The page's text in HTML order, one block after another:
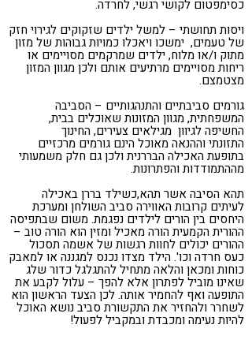
כסימפטום לקושי רגשי, לחרדה.
ויסות תחושתי – למשל ילדים שזקוקים לגירוי חזק
של טעמים, ימשכו ויאכלו כמויות גבוהות של מזון
מתוק ו/או מלוח, ילדים שמרקמים מסויימים או
ריחות מסויימים מרתיעים אותם ולכן מגוון המזון
מצטמצם.
גורמים סביבתיים והתנהגותיים – הסביבה
המשפחתית, מגוון המזונות שאוכלים בבית,
החשיפה לגיוון מגילאים צעירים, החינוך
התזונתי וההנאה מאוכל הינם גורמים מרכזיים
בתופעת האכילה הבררנית ולכן גם חלק משמעותי
מההתמודדות והפתרונות.
תהא הסיבה אשר תהא,כשילד בררן באכילה
לעיתים קרובות האווירה סביב השולחן ומערכת
היחסים בין הורים לילדים נפגמת. משום שבתפיסה
ההורית הקמעית הורה מאכיל ומזין הוא הורה טוב –
ההורים יכולים לחוות רגשות של אשמה תסכול
כעס חרדה וכו'. הילד מצדו נכנס למגננה או למאבק
כוחות ומכאן והלאה מתחיל להתגלגל כדור שלג
שאינו מוביל לפתרון אלא להפך – עלול לקבע את
התופעה ואף להחמיר אותה. לכן הצעד הראשון הוא
לשחרר ולהחזיר את התקשורת סביב נושא האוכל
להיות נעימה ומכבדת ובמקביל לפעול!